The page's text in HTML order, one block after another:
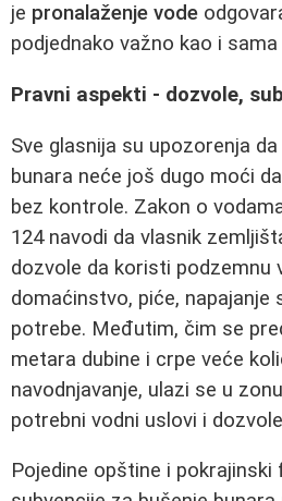
je pronalaženje vode
podjednako važno kao i sama
Pravni aspekti - dozvole,
Sve glasnija su upozorenja
bunara neće još dugo moći
bez kontrole. Zakon o
124 navodi da vlasnik
dozvole da koristi podzemnu
domaćinstvo, piće, napajanje
potrebe. Međutim, čim se
metara dubine i crpe veće
navodnjavanje, ulazi se u
potrebni vodni uslovi i
Pojedine opštine i pokrajinski